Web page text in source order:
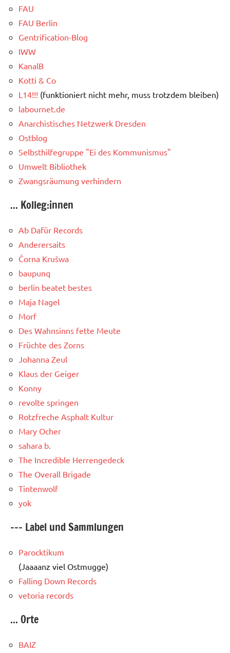
FAU
FAU Berlin
Gentrification-Blog
IWW
KanalB
Kotti & Co
L14!!! (funktioniert nicht mehr, muss trotzdem bleiben)
labournet.de
Anarchistisches Netzwerk Dresden
Ostblog
Selbsthilfegruppe "Ei des Kommunismus"
Umwelt Bibliothek
Zwangsräumung verhindern
... Kolleg:innen
Ab Dafür Records
Anderersaits
Čorna Krušwa
baupunq
berlin beatet bestes
Maja Nagel
Morf
Des Wahnsinns fette Meute
Früchte des Zorns
Johanna Zeul
Klaus der Geiger
Konny
revolte springen
Rotzfreche Asphalt Kultur
Mary Ocher
sahara b.
The Incredible Herrengedeck
The Overall Brigade
Tintenwolf
yok
--- Label und Sammlungen
Parocktikum
(Jaaaanz viel Ostmugge)
Falling Down Records
vetoria records
... Orte
BAIZ